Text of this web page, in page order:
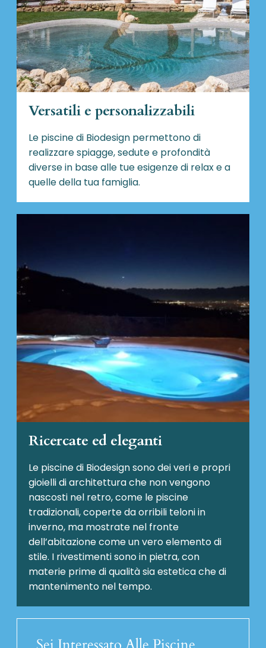
Versatili e personalizzabili
Le piscine di Biodesign permettono di
realizzare spiagge, sedute e profondità
diverse in base alle tue esigenze di relax e a
quelle della tua famiglia.
Ricercate ed eleganti
Le piscine di Biodesign sono dei veri e propri
gioielli di architettura che non vengono
nascosti nel retro, come le piscine
tradizionali, coperte da orribili teloni in
inverno, ma mostrate nel fronte
dell’abitazione come un vero elemento di
stile. I rivestimenti sono in pietra, con
materie prime di qualità sia estetica che di
mantenimento nel tempo.